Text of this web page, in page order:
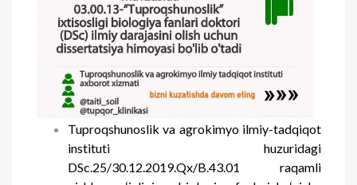
Tuproqshunoslik va agrokimyo ilmiy-tadqiqot
instituti huzuridagi
DSc.25/30.12.2019.Qx/B.43.01 raqamli